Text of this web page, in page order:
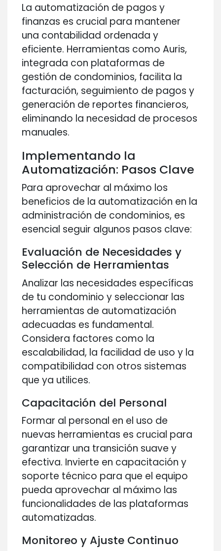
La automatización de pagos y
finanzas es crucial para mantener
una contabilidad ordenada y
eficiente. Herramientas como Auris,
integrada con plataformas de
gestión de condominios, facilita la
facturación, seguimiento de pagos y
generación de reportes financieros,
eliminando la necesidad de procesos
manuales.
Implementando la
Automatización: Pasos Clave
Para aprovechar al máximo los
beneficios de la automatización en la
administración de condominios, es
esencial seguir algunos pasos clave:
Evaluación de Necesidades y
Selección de Herramientas
Analizar las necesidades específicas
de tu condominio y seleccionar las
herramientas de automatización
adecuadas es fundamental.
Considera factores como la
escalabilidad, la facilidad de uso y la
compatibilidad con otros sistemas
que ya utilices.
Capacitación del Personal
Formar al personal en el uso de
nuevas herramientas es crucial para
garantizar una transición suave y
efectiva. Invierte en capacitación y
soporte técnico para que el equipo
pueda aprovechar al máximo las
funcionalidades de las plataformas
automatizadas.
Monitoreo y Ajuste Continuo